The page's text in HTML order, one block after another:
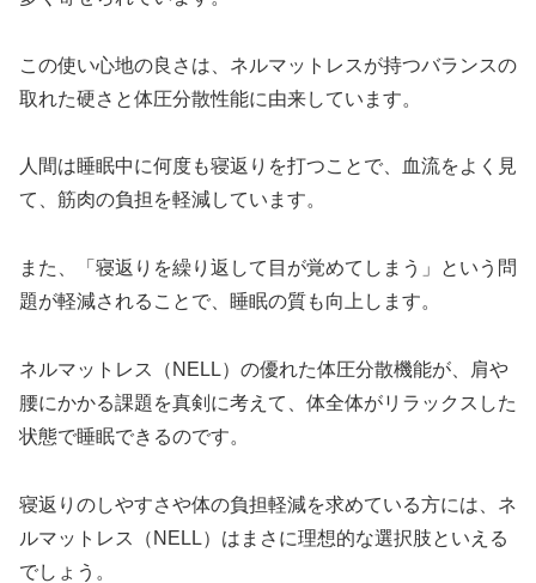
この使い心地の良さは、ネルマットレスが持つバランスの
取れた硬さと体圧分散性能に由来しています。
人間は睡眠中に何度も寝返りを打つことで、血流をよく見
て、筋肉の負担を軽減しています。
また、「寝返りを繰り返して目が覚めてしまう」という問
題が軽減されることで、睡眠の質も向上します。
ネルマットレス（NELL）の優れた体圧分散機能が、肩や
腰にかかる課題を真剣に考えて、体全体がリラックスした
状態で睡眠できるのです。
寝返りのしやすさや体の負担軽減を求めている方には、ネ
ルマットレス（NELL）はまさに理想的な選択肢といえる
でしょう。